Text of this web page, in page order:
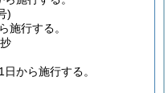
)
施行する。
抄
から施行する。